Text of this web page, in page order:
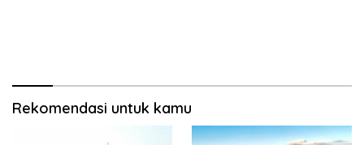
Rekomendasi untuk kamu